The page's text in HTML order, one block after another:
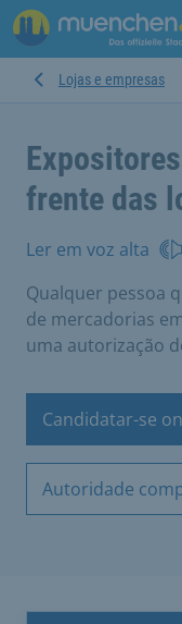
Lojas e empresas
frente das
Ler em voz alta
Qualquer pessoa
de mercadorias
uma autorização
Candidatar-se
Autoridade